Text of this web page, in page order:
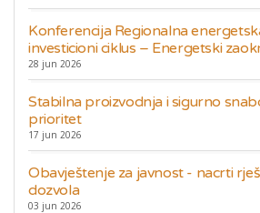
Konferencija Regionalna
investicioni ciklus – Energetski
28 jun 2026
Stabilna proizvodnja i sigurno
prioritet
17 jun 2026
Obavještenje za javnost - nacrti
dozvola
03 jun 2026